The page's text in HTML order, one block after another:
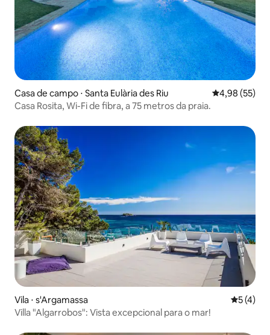
Casa de campo ⋅ Santa Eulària des Riu 4,98 de uma
4,98 (55)
Casa Rosita, Wi-Fi de fibra, a 75 metros da praia.
Vila ⋅ s'Argamassa 5 de
5 (4)
Villa "Algarrobos": Vista excepcional para o mar!